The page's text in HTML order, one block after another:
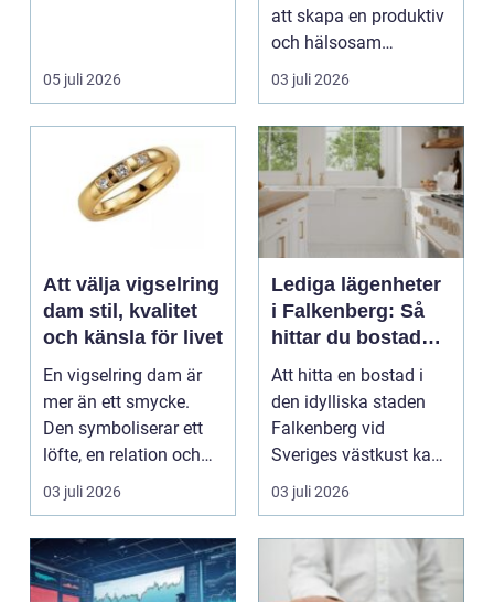
05 juli 2026
att skapa en produktiv
och hälsosam
arbetsmiljö. En...
03 juli 2026
Att välja vigselring
dam stil, kvalitet
och känsla för livet
En vigselring dam är
mer än ett smycke.
Den symboliserar ett
löfte, en relation och
en gemensam fram...
03 juli 2026
Lediga lägenheter
i Falkenberg: Så
hittar du bostaden
för dig
Att hitta en bostad i
den idylliska staden
Falkenberg vid
Sveriges västkust kan
vara både...
03 juli 2026